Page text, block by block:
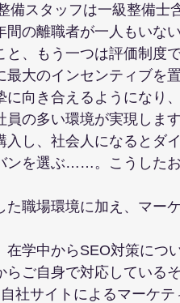
スタッフは一級整備士
の離職者が一人もいない
と、もう一つは評価制度
大のインセンティブを
向き合えるようになり
の多い環境が実現します
し、社会人になるとダ
ンを選ぶ……。こうした
職場環境に加え、マー
学中からSEO対策につ
ご自身で対応している
社サイトによるマーケ